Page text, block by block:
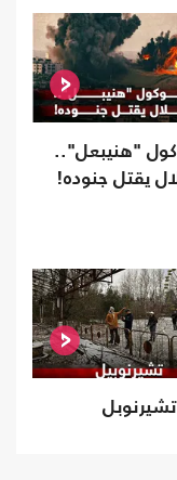
"هنيبعل"..
يقتل جنوده!
تشيرنوبل